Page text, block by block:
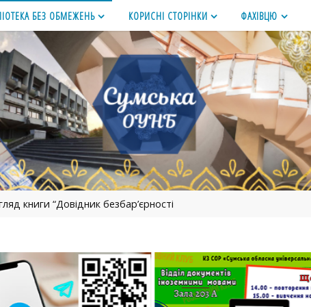
БЕЗ ОБМЕЖЕНЬ КОРИСНІ СТОРІНКИ ФАХІВЦЮ
книги “Довідник безбар’єрності